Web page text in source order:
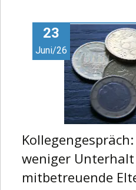
Video23
Juni/26
weniger
mitbetreuende